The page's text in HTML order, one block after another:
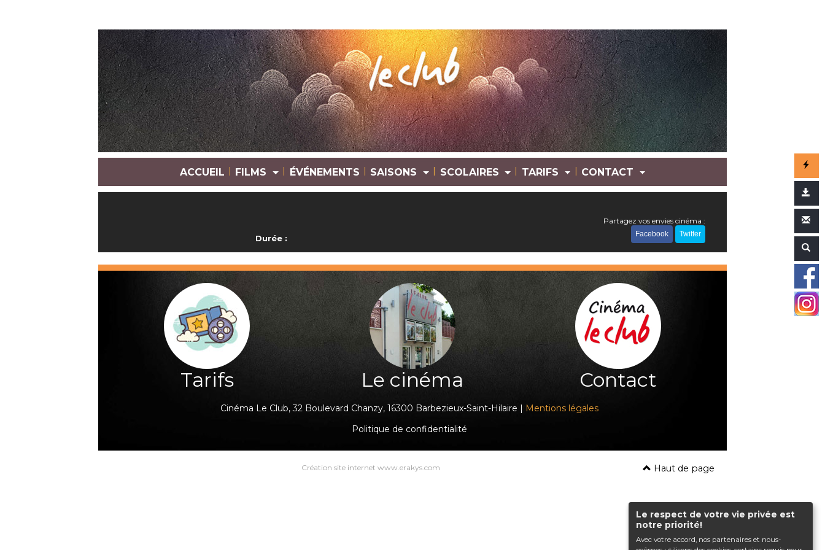
Le respect de votre vie privée est
notre priorité!
Avec votre accord, nos partenaires et nous-
ACCUEIL | FILMS | ÉVÉNEMENTS | SAISONS | SCOLAIRES | TARIFS | CONTACT
Durée :
Partagez vos envies cinéma :
Facebook Twitter
Tarifs Le cinéma Contact
Cinéma Le Club, 32 Boulevard Chanzy, 16300 Barbezieux-Saint-Hilaire | Mentions légales
Politique de confidentialité
Haut de page
Création site internet www.erakys.com